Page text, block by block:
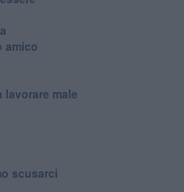
amico
male
scusarci